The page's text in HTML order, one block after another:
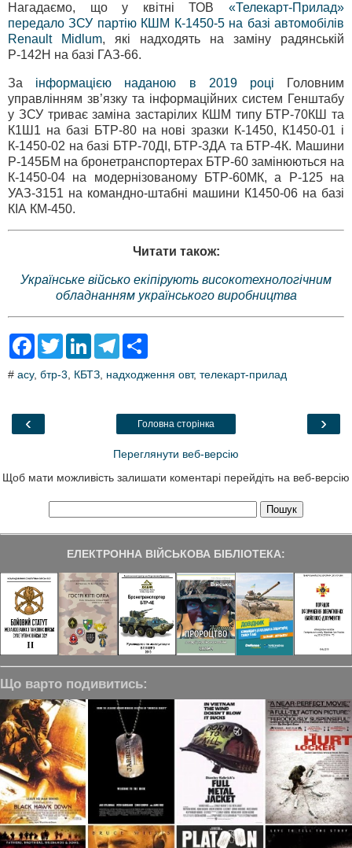
Нагадаємо, що у квітні ТОВ «Телекарт-Прилад»
передало ЗСУ партію КШМ К-1450-5 на базі автомобілів
Renault Midlum, які надходять на заміну радянській
Р-142Н на базі ГАЗ-66.
За інформацією наданою в 2019 році Головним
управлінням зв’язку та інформаційних систем Генштабу
у ЗСУ триває заміна застарілих КШМ типу БТР-70КШ та
К1Ш1 на базі БТР-80 на нові зразки К-1450, К1450-01 і
К-1450-02 на базі БТР-70ДІ, БТР-3ДА та БТР-4К. Машини
Р-145БМ на бронетранспортерах БТР-60 замінюються на
К-1450-04 на модернізованому БТР-60МК, а Р-125 на
УАЗ-3151 на командно-штабні машини К1450-06 на базі
КІА КМ-450.
Читати також:
Українське військо екіпірують високотехнологічним
обладнанням українського виробництва
F
e
o
T
t
L
k
T
e
a
r
# асу, бтр-3 КБТЗ надходження овт, телекарт-прилад
‹ ›
Головна сторінка
Переглянути веб-версію
Щоб мати можливість залишати коментарі перейдіть на веб-версію
ЕЛЕКТРОННА ВІЙСЬКОВА БІБЛІОТЕКА:
Що варто подивитись: